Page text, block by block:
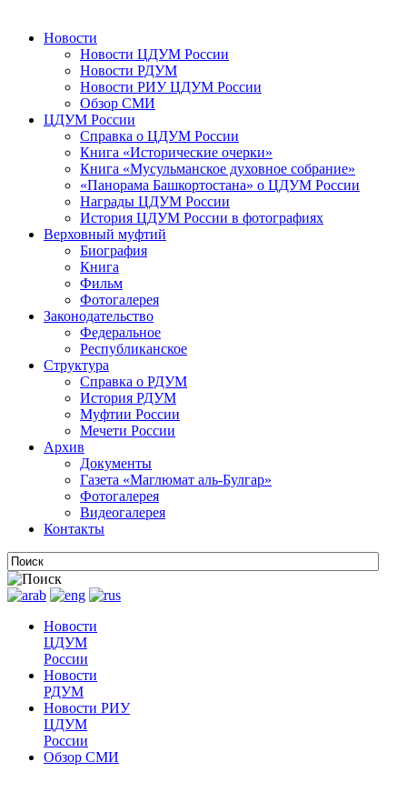
Новости
Новости ЦДУМ России
Новости РДУМ
Новости РИУ ЦДУМ России
Обзор СМИ
ЦДУМ России
Справка о ЦДУМ России
Книга «Исторические очерки»
Книга «Мусульманское духовное собрание»
«Панорама Башкортостана» о ЦДУМ России
Награды ЦДУМ России
История ЦДУМ России в фотографиях
Верховный муфтий
Биография
Книга
Фильм
Фотогалерея
Законодательство
Федеральное
Республиканское
Структура
Справка о РДУМ
История РДУМ
Муфтии России
Мечети России
Архив
Документы
Газета «Маглюмат аль-Булгар»
Фотогалерея
Видеогалерея
Контакты
Новости
ЦДУМ
России
Новости
РДУМ
Новости РИУ
ЦДУМ
России
Обзор СМИ